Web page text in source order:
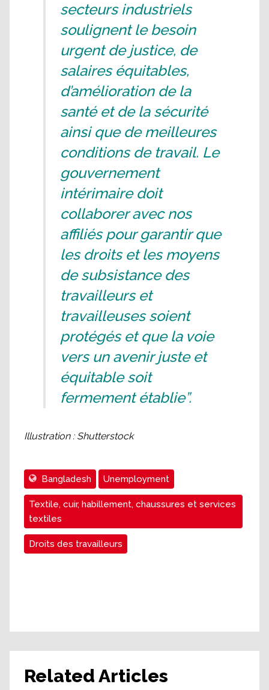
secteurs industriels
soulignent le besoin
urgent de justice, de
salaires équitables,
d’amélioration de la
santé et de la sécurité
ainsi que de meilleures
conditions de travail. Le
gouvernement
intérimaire doit
collaborer avec nos
affiliés pour garantir que
les droits et les moyens
de subsistance des
travailleurs et
travailleuses soient
protégés et que la voie
vers un avenir juste et
équitable soit
fermement établie”.
Illustration : Shutterstock
Bangladesh Unemployment
Textile, cuir, habillement, chaussures et services
textiles
Droits des travailleurs
Related Articles